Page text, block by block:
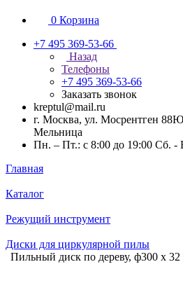
0 Корзина
+7 495 369-53-66
Назад
Телефоны
+7 495 369-53-66
Заказать звонок
kreptul@mail.ru
г. Москва, ул. Мосрентген
Мельница
Пн. – Пт.: с 8:00 до 19:00 Сб. -
Главная
Каталог
Режущий инструмент
Диски для циркулярной пилы
Пильный диск по дереву, ф300 х